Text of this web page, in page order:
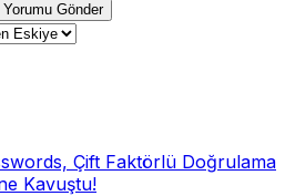
Yorumu Gönder
Çift Faktörlü Doğrulama
Kavuştu!